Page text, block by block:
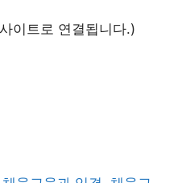
이트로 연결됩니다.)